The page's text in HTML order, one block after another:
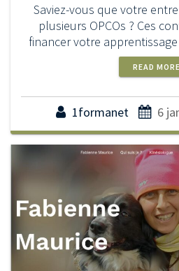
Saviez-vous que votre
plusieurs OPCOs ? Ces
financer votre
READ MORE
1formanet 6